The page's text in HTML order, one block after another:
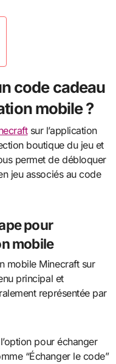
code cadeau
mobile ?
sur l’application
boutique du jeu et
permet de débloquer
jeu associés au code
pour
mobile
mobile Minecraft sur
principal et
représentée par
pour échanger
“Échanger le code”